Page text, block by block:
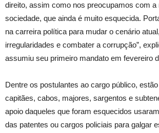
direito, assim como nos preocupamos com a
sociedade, que ainda é muito esquecida.
na carreira política para mudar o cenário
irregularidades e combater a corrupção”,
assumiu seu primeiro mandato em fevereiro
Dentre os postulantes ao cargo público,
capitães, cabos, majores, sargentos e
apoio daqueles que foram esquecidos
das patentes ou cargos policiais para galgar